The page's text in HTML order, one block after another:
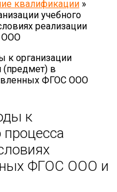
квалификации »
учебного
реализации
ООО
к
процесса
ФГОС ООО и